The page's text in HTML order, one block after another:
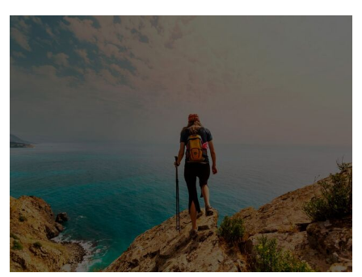
Cheques Regalo Descubre Catalunya
Contacto
Ubicación/nombre del hotel